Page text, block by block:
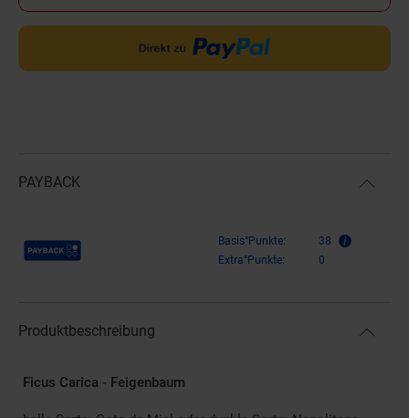
PAYBACK
Payback Punkte Basis°Punkte:
38
Extra°Punkte:
0
Produktbeschreibung
Ficus Carica - Feigenbaum